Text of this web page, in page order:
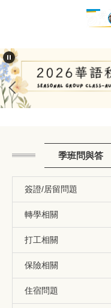
要
內
容
區
季班問與答
簽證/居留問題
轉學相關
打工相關
保險相關
住宿問題